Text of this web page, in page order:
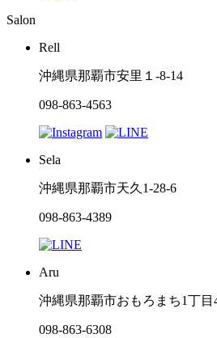
Salon
Rell
沖縄県那覇市安里１-8-14
098-863-4563
Sela
沖縄県那覇市天久1-28-6
098-863-4389
Aru
沖縄県那覇市おもろまち1丁目
098-863-6308